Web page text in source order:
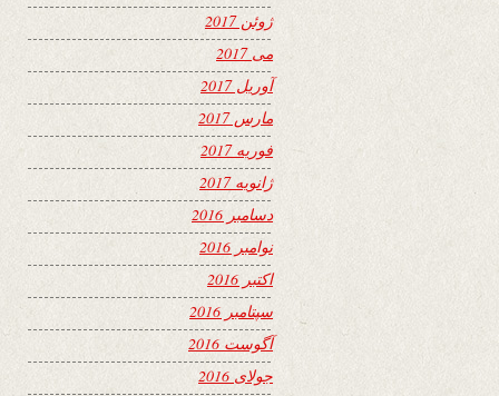
ژوئن 2017
می 2017
آوریل 2017
مارس 2017
فوریه 2017
ژانویه 2017
دسامبر 2016
نوامبر 2016
اکتبر 2016
سپتامبر 2016
آگوست 2016
جولای 2016